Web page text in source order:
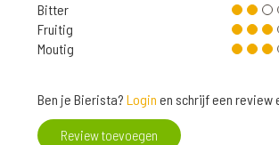
Bitter
Fruitig
Moutig
Ben je Bierista? Login en schrijf een review
Review toevoegen